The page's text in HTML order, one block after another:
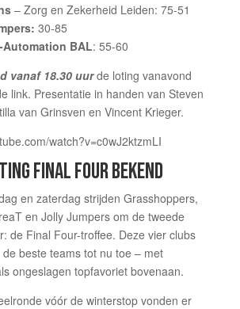
– Zorg en Zekerheid Leiden: 75-51
30-85
Automation BAL: 55-60
vanaf 18.30 uurde loting vanavond
link. Presentatie in handen van Steven
van Grinsven en Vincent Krieger.
watch?v=c0wJ2ktzmLI
FINAL FOUR BEKEND
en zaterdag strijden Grasshoppers,
en Jolly Jumpers om de tweede
de Final Four-troffee. Deze vier clubs
beste teams tot nu toe – met
ongeslagen topfavoriet bovenaan.
vóór de winterstop vonden er